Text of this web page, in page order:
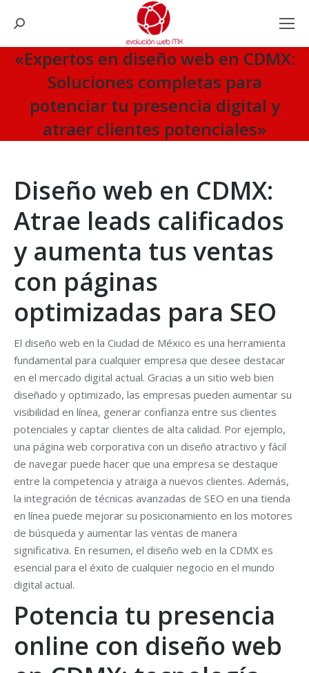
Search:
«Expertos en diseño web en CDMX:
Soluciones completas para
potenciar tu presencia digital y
atraer clientes potenciales»
Diseño web en CDMX:
Atrae leads calificados
y aumenta tus ventas
con páginas
optimizadas para SEO
El diseño web en la Ciudad de México es una herramienta
fundamental para cualquier empresa que desee destacar
en el mercado digital actual. Gracias a un sitio web bien
diseñado y optimizado, las empresas pueden aumentar su
visibilidad en línea, generar confianza entre sus clientes
potenciales y captar clientes de alta calidad. Por ejemplo,
una página web corporativa con un diseño atractivo y fácil
de navegar puede hacer que una empresa se destaque
entre la competencia y atraiga a nuevos clientes. Además,
la integración de técnicas avanzadas de SEO en una tienda
en línea puede mejorar su posicionamiento en los motores
de búsqueda y aumentar las ventas de manera
significativa. En resumen, el diseño web en la CDMX es
esencial para el éxito de cualquier negocio en el mundo
digital actual.
Potencia tu presencia
online con diseño web